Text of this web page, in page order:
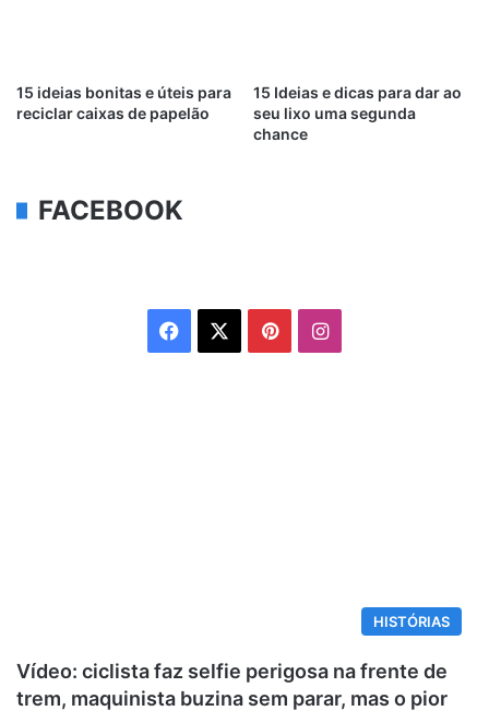
15 ideias bonitas e úteis para
reciclar caixas de papelão
15 Ideias e dicas para dar ao
seu lixo uma segunda
chance
FACEBOOK
Facebook PinterestInstagram
HISTÓRIAS
Vídeo: ciclista faz selfie perigosa na frente de
trem, maquinista buzina sem parar, mas o pior